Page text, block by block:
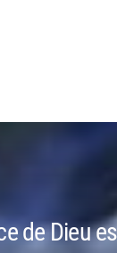
de Dieu